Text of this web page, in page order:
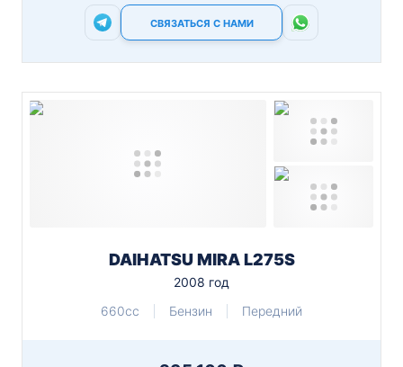
СВЯЗАТЬСЯ С НАМИ
DAIHATSU MIRA L275S
2008 год
660cc
Бензин Передний